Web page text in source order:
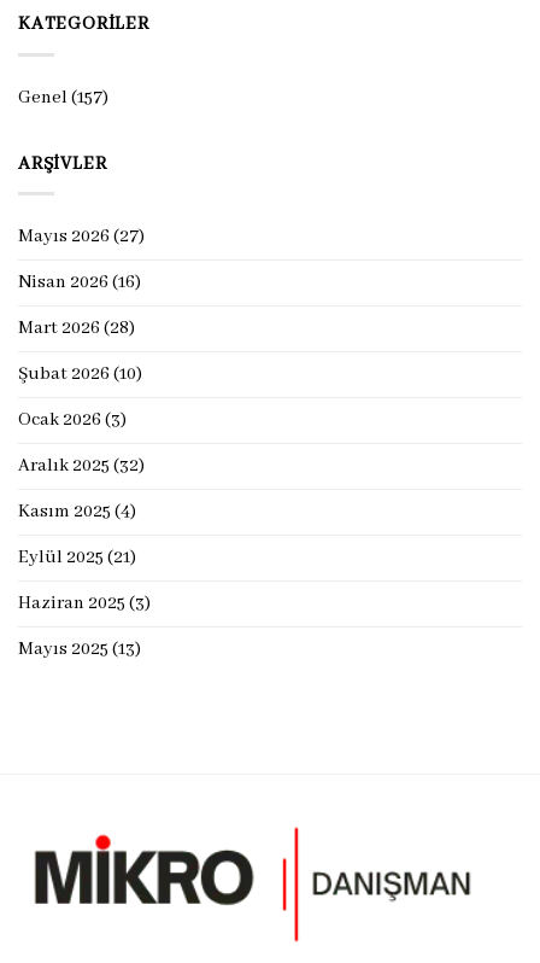
KATEGORILER
Genel(157)
ARŞIVLER
Mayıs 2026 (27)
Nisan 2026 (16)
Mart 2026 (28)
Şubat 2026 (10)
Ocak 2026 (3)
Aralık 2025 (32)
Kasım 2025 (4)
Eylül 2025 (21)
Haziran 2025 (3)
Mayıs 2025 (13)